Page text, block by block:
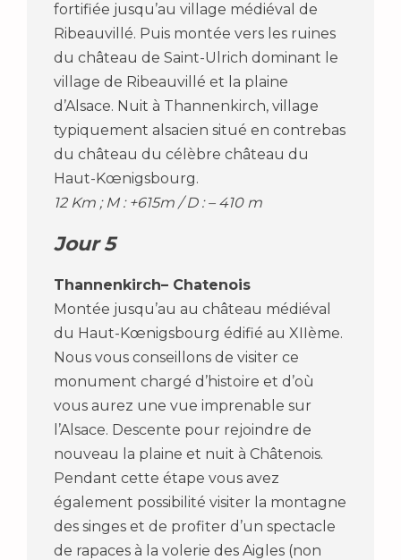
fortifiée jusqu’au village médiéval de
Ribeauvillé. Puis montée vers les ruines
du château de Saint-Ulrich dominant le
village de Ribeauvillé et la plaine
d’Alsace. Nuit à Thannenkirch, village
typiquement alsacien situé en contrebas
du château du célèbre château du
Haut-Kœnigsbourg.
12 Km ; M : +615m / D : – 410 m
Jour 5
Thannenkirch– Chatenois
Montée jusqu’au au château médiéval
du Haut-Kœnigsbourg édifié au XIIème.
Nous vous conseillons de visiter ce
monument chargé d’histoire et d’où
vous aurez une vue imprenable sur
l’Alsace. Descente pour rejoindre de
nouveau la plaine et nuit à Châtenois.
Pendant cette étape vous avez
également possibilité visiter la montagne
des singes et de profiter d’un spectacle
de rapaces à la volerie des Aigles (non